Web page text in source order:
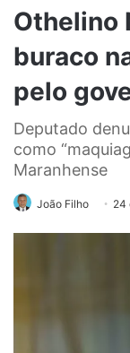
Othelino
buraco
pelo
Deputado
como
Maranhense
João Filho 24